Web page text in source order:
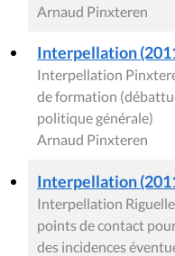
Arnaud Pinxteren
Interpellation
Interpellation
de formation
politique générale)
Arnaud Pinxteren
Interpellation
Interpellation
points de contact
des incidences